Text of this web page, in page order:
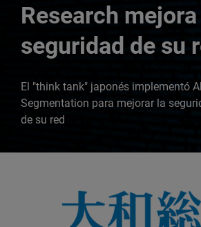
Research
seguridad de su
El "think tank" japonés implementó
Segmentation para mejorar la
de su red